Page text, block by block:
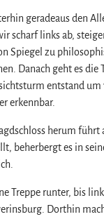
geradeaus den
scharf links ab,
Spiegel zu
Danach geht es
entstand
erkennbar.
herum
beherbergt es in
Treppe runter, bis
Dorthin